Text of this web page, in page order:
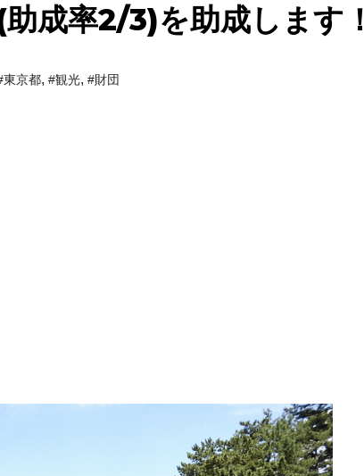
成率2/3)を助成します！
東京都, #観光, #財団